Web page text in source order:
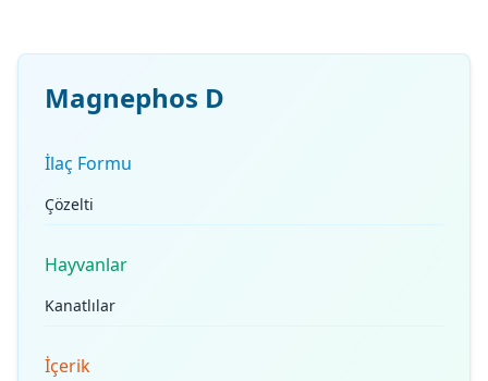
Magnephos D
İlaç Formu
Çözelti
Hayvanlar
Kanatlılar
İçerik